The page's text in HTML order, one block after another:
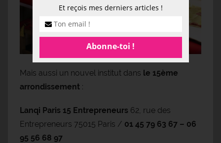
Mais aussi un nouvel institut dans le 15ème
arrondissement :
Lanqi Paris 15 Entrepreneurs 62, rue des
Entrepreneurs 75015 Paris / 01 45 79 63 67 – 06
95 56 68 97
Et reçois mes derniers articles !